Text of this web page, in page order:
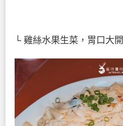
└ 雞絲水果生菜，胃口大開